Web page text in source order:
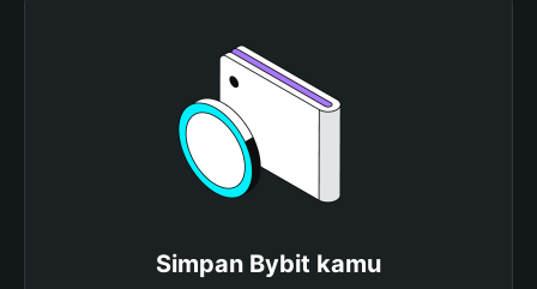
Simpan Bybit kamu